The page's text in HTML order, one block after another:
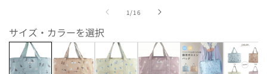
1 /の
16
サイズ・カラーを選択